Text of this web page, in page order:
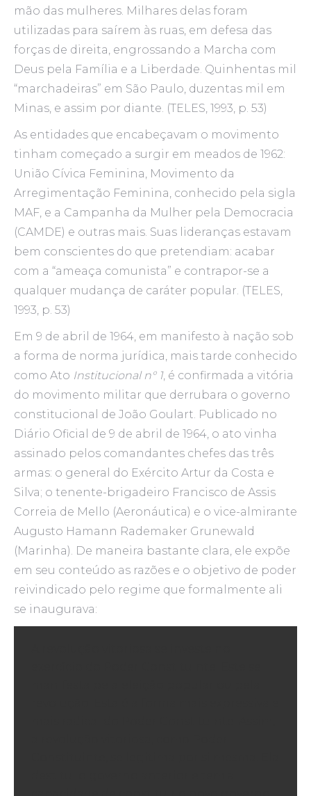
mão das mulheres. Milhares delas foram
utilizadas para saírem às ruas, em defesa das
forças de direita, engrossando a Marcha com
Deus pela Família e a Liberdade. Quinhentas mil
“marchadeiras” em São Paulo, duzentas mil em
Minas, e assim por diante. (TELES, 1993, p. 53)
As entidades que encabeçavam o movimento
tinham começado a surgir em meados de 1962:
União Cívica Feminina, Movimento da
Arregimentação Feminina, conhecido pela sigla
MAF, e a Campanha da Mulher pela Democracia
(CAMDE) e outras mais. Suas lideranças estavam
bem conscientes do que pretendiam: acabar
com a “ameaça comunista” e contrapor-se a
qualquer mudança de caráter popular. (TELES,
1993, p. 53)
Em 9 de abril de 1964, em manifesto à nação sob
a forma de norma jurídica, mais tarde conhecido
como Ato Institucional n° 1, é confirmada a vitória
do movimento militar que derrubara o governo
constitucional de João Goulart. Publicado no
Diário Oficial de 9 de abril de 1964, o ato vinha
assinado pelos comandantes chefes das três
armas: o general do Exército Artur da Costa e
Silva; o tenente-brigadeiro Francisco de Assis
Correia de Mello (Aeronáutica) e o vice-almirante
Augusto Hamann Rademaker Grunewald
(Marinha). De maneira bastante clara, ele expõe
em seu conteúdo as razões e o objetivo de poder
reivindicado pelo regime que formalmente ali
se inaugurava: